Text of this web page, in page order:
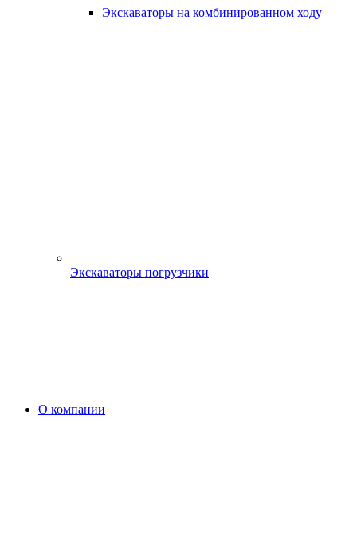
Экскаваторы на комбинированном ходу
Экскаваторы погрузчики
О компании